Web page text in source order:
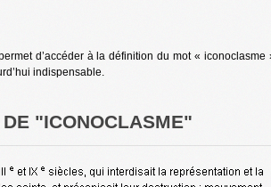
d’accéder à la définition du mot « iconoclasme
indispensable.
"ICONOCLASME"